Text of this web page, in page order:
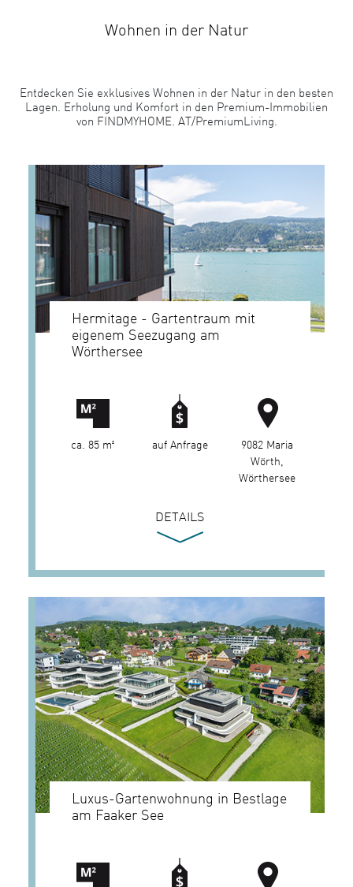
Wohnen in der Natur
Entdecken Sie exklusives Wohnen in der Natur in den besten
Lagen. Erholung und Komfort in den Premium-Immobilien
von FINDMYHOME. AT/PremiumLiving.
Hermitage - Gartentraum mit
eigenem Seezugang am
Wörthersee
ca. 85 m² auf Anfrage
9082 Maria
Wörth,
Wörthersee
DETAILS
Luxus-Gartenwohnung in Bestlage
am Faaker See